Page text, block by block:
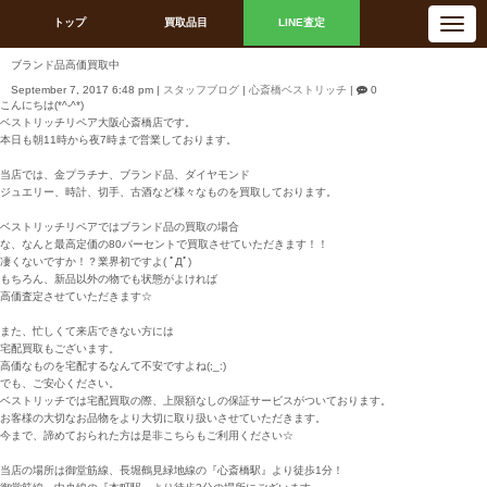
トップ 買取品目 LINE査定
N
a
v
ブランド品高価買取中
September 7, 2017 6:48 pm | スタッフブログ | 心斎橋ベストリッチ |
0
こんにちは(*^-^*)
ベストリッチリペア大阪心斎橋店です。
本日も朝11時から夜7時まで営業しております。
当店では、金プラチナ、ブランド品、ダイヤモンド
ジュエリー、時計、切手、古酒など様々なものを買取しております。
ベストリッチリペアではブランド品の買取の場合
な、なんと最高定価の80パーセントで買取させていただきます！！
凄くないですか！？業界初ですよ( ﾟДﾟ)
もちろん、新品以外の物でも状態がよければ
高価査定させていただきます☆
また、忙しくて来店できない方には
宅配買取もございます。
高価なものを宅配するなんて不安ですよね(;_:)
でも、ご安心ください。
ベストリッチでは宅配買取の際、上限額なしの保証サービスがついております。
お客様の大切なお品物をより大切に取り扱いさせていただきます。
今まで、諦めておられた方は是非こちらもご利用ください☆
当店の場所は御堂筋線、長堀鶴見緑地線の『心斎橋駅』より徒歩1分！